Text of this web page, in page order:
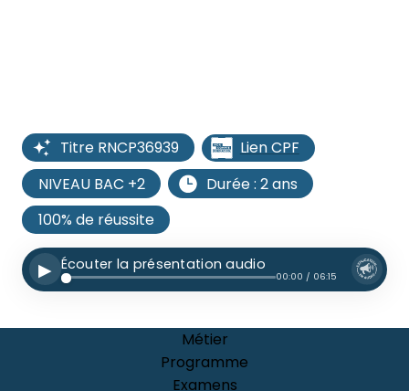
Titre RNCP36939
Lien CPF
NIVEAU BAC +2
Durée : 2 ans
100% de réussite
▶ Écouter la présentation audio
00:00 / 06:15
Métier
Programme
Examens